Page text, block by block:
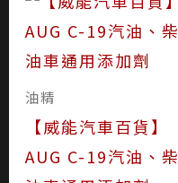
油精
【威能汽車百貨】
AUG C-19汽油、柴